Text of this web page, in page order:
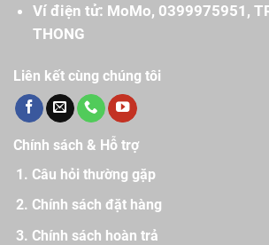
Ví điện tử: MoMo, 0399975951,
THONG
Liên kết cùng chúng tôi
Chính sách & Hỗ trợ
Câu hỏi thường gặp
Chính sách đặt hàng
Chính sách hoàn trả